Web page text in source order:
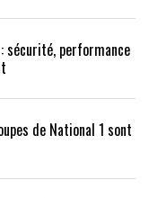
sécurité, performance
de National 1 sont